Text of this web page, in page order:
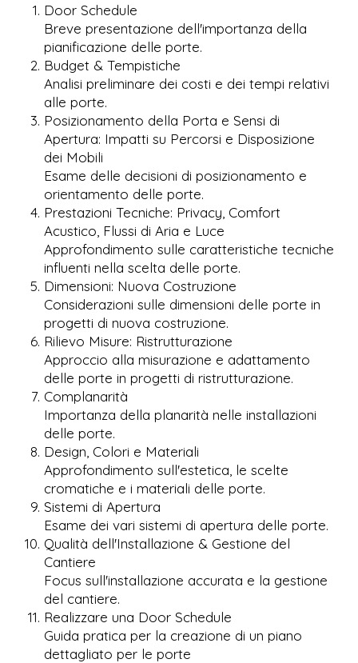
Door Schedule
Breve presentazione dell'importanza della
pianificazione delle porte.
Budget & Tempistiche
Analisi preliminare dei costi e dei tempi relativi
alle porte.
Posizionamento della Porta e Sensi di
Apertura: Impatti su Percorsi e Disposizione
dei Mobili
Esame delle decisioni di posizionamento e
orientamento delle porte.
Prestazioni Tecniche: Privacy, Comfort
Acustico, Flussi di Aria e Luce
Approfondimento sulle caratteristiche tecniche
influenti nella scelta delle porte.
Dimensioni: Nuova Costruzione
Considerazioni sulle dimensioni delle porte in
progetti di nuova costruzione.
Rilievo Misure: Ristrutturazione
Approccio alla misurazione e adattamento
delle porte in progetti di ristrutturazione.
Complanarità
Importanza della planarità nelle installazioni
delle porte.
Design, Colori e Materiali
Approfondimento sull'estetica, le scelte
cromatiche e i materiali delle porte.
Sistemi di Apertura
Esame dei vari sistemi di apertura delle porte.
Qualità dell'Installazione & Gestione del
Cantiere
Focus sull'installazione accurata e la gestione
del cantiere.
Realizzare una Door Schedule
Guida pratica per la creazione di un piano
dettagliato per le porte